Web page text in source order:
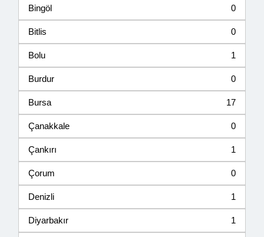
Bingöl 0
Bitlis 0
Bolu 1
Burdur 0
Bursa 17
Çanakkale 0
Çankırı 1
Çorum 0
Denizli 1
Diyarbakır 1